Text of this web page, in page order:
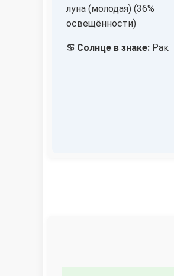
луна (молодая) (36%
освещённости)
♋ Солнце в знаке: Рак